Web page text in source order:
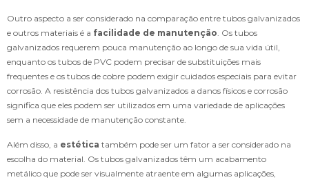
Outro aspecto a ser considerado na comparação entre tubos galvanizados
e outros materiais é a facilidade de manutenção. Os tubos
galvanizados requerem pouca manutenção ao longo de sua vida útil,
enquanto os tubos de PVC podem precisar de substituições mais
frequentes e os tubos de cobre podem exigir cuidados especiais para evitar
corrosão. A resistência dos tubos galvanizados a danos físicos e corrosão
significa que eles podem ser utilizados em uma variedade de aplicações
sem a necessidade de manutenção constante.
Além disso, a estética também pode ser um fator a ser considerado na
escolha do material. Os tubos galvanizados têm um acabamento
metálico que pode ser visualmente atraente em algumas aplicações,